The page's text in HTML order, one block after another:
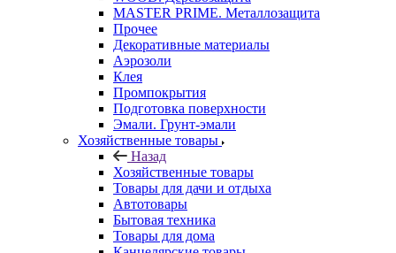
MASTER PRIME. Металлозащита
Прочее
Декоративные материалы
Аэрозоли
Клея
Промпокрытия
Подготовка поверхности
Эмали. Грунт-эмали
Хозяйственные товары
Назад
Хозяйственные товары
Товары для дачи и отдыха
Автотовары
Бытовая техника
Товары для дома